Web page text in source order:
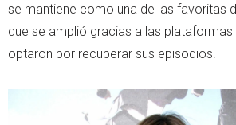
se mantiene como una de las favoritas
que se amplió gracias a las plataformas
optaron por recuperar sus episodios.